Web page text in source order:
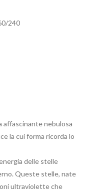
240
affascinante nebulosa
la cui forma ricorda lo
delle stelle
Queste stelle, nate
ultraviolette che